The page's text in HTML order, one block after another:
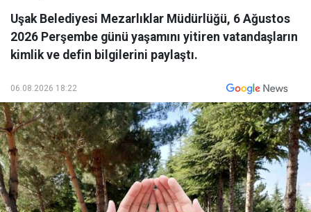
Uşak Belediyesi Mezarlıklar Müdürlüğü, 6 Ağustos
2026 Perşembe günü yaşamını yitiren vatandaşların
kimlik ve defin bilgilerini paylaştı.
06.08.2026 18:22